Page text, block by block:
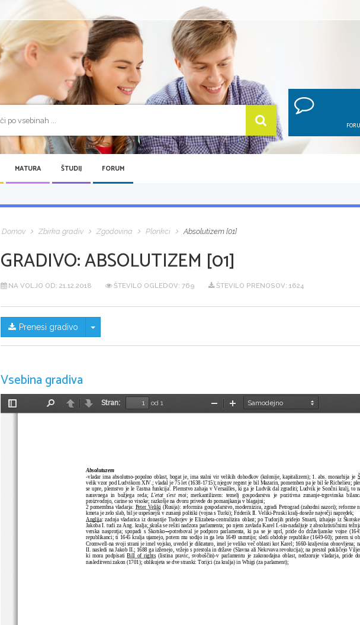
MATURA ŠTUDIJ FORUM
Domov Zbirka gradiv Zgodovina Plonkci Absolutizem [01]
GRADIVO:ABSOLUTIZEM [01]
NA VOLJO OD: 21.12.2018 ŠTEVILO OGLEDOV: 769 ŠTEVILO PRENOSOV: 1624
Prenesi gradivo Skrij/prikaži meni
Vsebina gradiva
Preklopi
NazajNaprej
Stran:
od 1
PomanjšajPovečaj
Absolutuzem
-vladar ima absolutno-popolno oblast, bogat je, ima stalni vir velikih dohodkov (kolonije, kapitalizem); 1. abs. monarhija je
velik vzor pod Ludvikom XIV.; vladal je 75 let (1638-1715); njegov regent je bil Mazarin, pomemben pa je bil še Richelieu;
se upre, plemstvo je le 'častna funkcija'. Plemstvo zahaja v Versailles, ki ga je Ludvik dal zgraditi; Ludvik je Sončni kralj, to
naravnega in božjega  reda; L'etat s'est moi; merkantilizem: temelj gospodarstva  je pozitivna zunanje-trgovinska
proizvodnjo, carine so visoke; razkošje na dvoru privede do pomanjkanja v blagajni;
2 pomembna vladarja: Peter Veliki (Rusija): reformira gospodarstvo, modernizira, zgradi Petrograd (zahodni nazori); reforme
kmeta je zelo slab, bil je uspešnejši v zunanji politiki (vojna s Turki); Friderik II. Veliki-Pruski kralj-doseže največji napredek;
Anglija: zadnja vladarica iz donastije Tudorjev je Elizabeta-centralizira oblast; po Tudorjih pridejo Stuarti, izhajajo iz
Jakoba I. tudi za Ang. kralja; skuša se rešiti nadzora parlamenta; po njem zavlada Karel I.-sin-nadaljuje z absolutističnimi
verska nasprotja; spopadi s Škotsko potreboval je podporo parlamenta, ki pa se je uprl, pride do državljanske vojne
republikanci; ti 1645 kralja ujamejo, potem mu sodijo in ga leta 1649 usmrtijo; sledi obdobje republike (1649-60); potem si
Cromwell-na svoji strani je imel vojsko, uvedel je diktaturo, imel je veliko več oblasti kot Karel; 1660-kraljevina obnovljena;
II. nasledi na Jakob II.; 1688 ga izženejo, vržejo s prestola in države (Slavna ali Nekrvava revolucija); na prestol pokličejo
ki mora podpisati Bill of rights (listina pravic, svoboščin)-v parlamentu je zakonodajna oblast, nedzoruje vladarja, pride do
nasleditveni zakon (1701); oblikujeta se dve stranki: Torijci (za kralja) in Whigi (za parlament);